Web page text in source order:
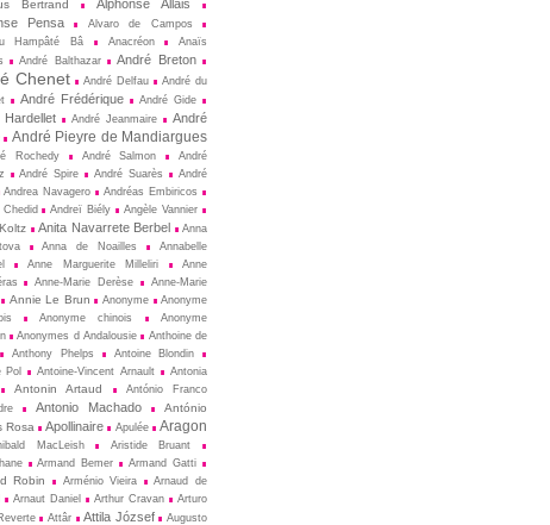
Bertrand
Alphonse Allais
Pensa
Alvaro de Campos
Hampâté Bâ
Anacréon
Anaïs
André Balthazar André Breton
Chenet André Delfau
André du
André Frédérique André Gide
Hardellet André Jeanmaire
André
André Pieyre de Mandiargues
Rochedy André Salmon
André
André Spire André Suarès
André
Andrea Navagero
Andréas Embiricos
Chedid
Andreï Biély Angèle Vannier
Anita Navarrete Berbel
Anna
Anna de Noailles
Annabelle
Anne Marguerite Milleliri
Anne
Anne-Marie Derèse
Anne-Marie
Annie Le Brun Anonyme
Anonyme
Anonyme chinois
Anonyme
Anonymes d Andalousie
Anthoine de
Anthony Phelps
Antoine Blondin
Pol
Antoine-Vincent Arnault
Antonia
Antonin Artaud
António Franco
Antonio Machado
António
Rosa
Apollinaire Apulée Aragon
MacLeish
Aristide Bruant
Armand Bemer Armand Gatti
Robin Arménio Vieira
Arnaud de
Arnaut Daniel Arthur Cravan
Arturo
Attâr Attila József
Augusto